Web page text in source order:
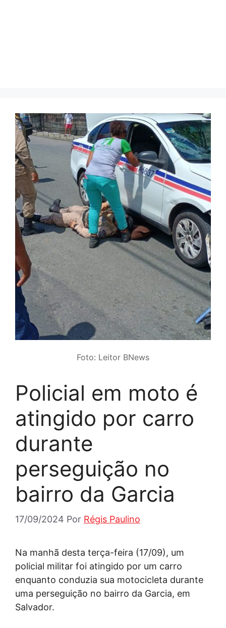
Foto: Leitor BNews
Policial em moto é
atingido por carro
durante
perseguição no
bairro da Garcia
17/09/2024 Por Régis Paulino
Na manhã desta terça-feira (17/09), um
policial militar foi atingido por um carro
enquanto conduzia sua motocicleta durante
uma perseguição no bairro da Garcia, em
Salvador.